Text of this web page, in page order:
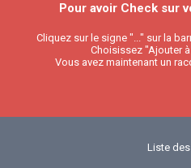
Pour avoir Check sur
Cliquez sur le signe "..." sur la
Choisissez "Ajouter
Vous avez maintenant un
Liste